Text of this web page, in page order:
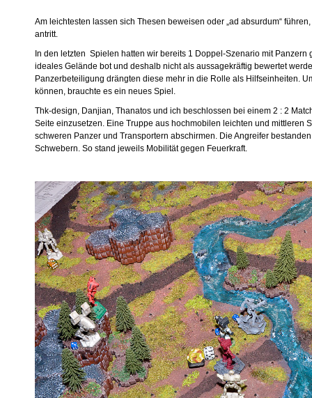
Am leichtesten lassen sich Thesen beweisen oder „ad absurdum“
antritt.
In den letzten Spielen hatten wir bereits 1 Doppel-Szenario mit
ideales Gelände bot und deshalb nicht als aussagekräftig bewertet
Panzerbeteiligung drängten diese mehr in die Rolle als Hilfseinheiten.
können, brauchte es ein neues Spiel.
Thk-design, Danjian, Thanatos und ich beschlossen bei einem 2 : 2
Seite einzusetzen. Eine Truppe aus hochmobilen leichten und mittleren
schweren Panzer und Transportern abschirmen. Die Angreifer
Schwebern. So stand jeweils Mobilität gegen Feuerkraft.